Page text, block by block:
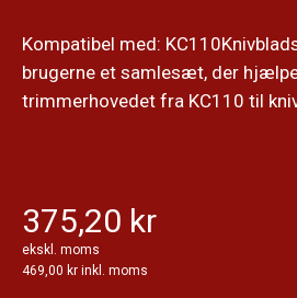
Kompatibel med:
brugerne et samlesæt, der
trimmerhovedet fra KC110 til
375,20 kr
ekskl. moms
469,00 kr inkl. moms